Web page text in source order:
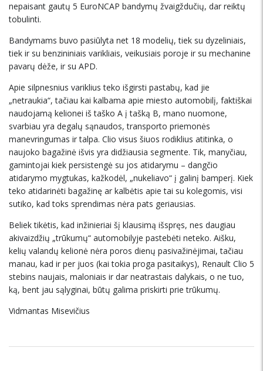
nepaisant gautų 5 EuroNCAP bandymų žvaigždučių, dar reiktų
tobulinti.
Bandymams buvo pasiūlyta net 18 modelių, tiek su dyzeliniais,
tiek ir su benzininiais varikliais, veikusiais poroje ir su mechanine
pavarų dėže, ir su APD.
Apie silpnesnius variklius teko išgirsti pastabų, kad jie
„netraukia“, tačiau kai kalbama apie miesto automobilį, faktiškai
naudojamą kelionei iš taško A į tašką B, mano nuomone,
svarbiau yra degalų sąnaudos, transporto priemonės
manevringumas ir talpa. Clio visus šiuos rodiklius atitinka, o
naujoko bagažinė išvis yra didžiausia segmente. Tik, manyčiau,
gamintojai kiek persistengė su jos atidarymu – dangčio
atidarymo mygtukas, kažkodėl, „nukeliavo“ į galinį bamperį. Kiek
teko atidarinėti bagažinę ar kalbėtis apie tai su kolegomis, visi
sutiko, kad toks sprendimas nėra pats geriausias.
Beliek tikėtis, kad inžinieriai šį klausimą išspręs, nes daugiau
akivaizdžių „trūkumų“ automobilyje pastebėti neteko. Aišku,
kelių valandų kelionė nėra poros dienų pasivažinėjimai, tačiau
manau, kad ir per juos (kai tokia proga pasitaikys), Renault Clio 5
stebins naujais, maloniais ir dar neatrastais dalykais, o ne tuo,
ką, bent jau sąlyginai, būtų galima priskirti prie trūkumų.
Vidmantas Misevičius